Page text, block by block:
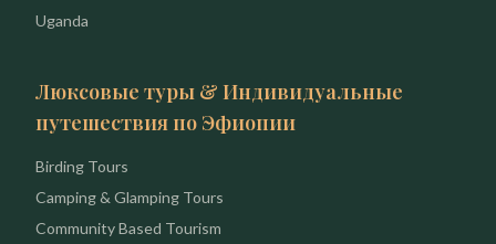
Uganda
Люксовые туры & Индивидуальные
путешествия по Эфиопии
Birding Tours
Camping & Glamping Tours
Community Based Tourism